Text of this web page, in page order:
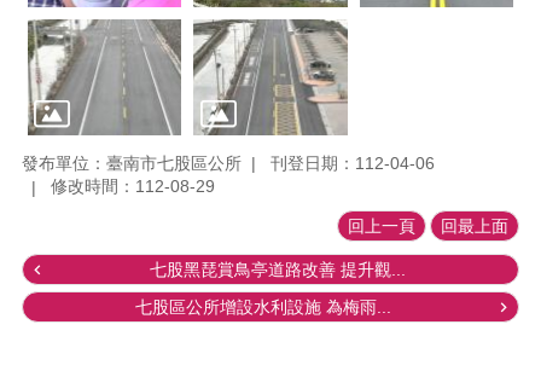
發布單位：臺南市七股區公所
刊登日期：112-04-06
修改時間：112-08-29
回上一頁 回最上面
七股黑琵賞鳥亭道路改善 提升觀...
七股區公所增設水利設施 為梅雨...